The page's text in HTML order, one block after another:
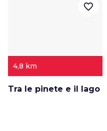
4,8 km
Tra le pinete e il lago
favorite_border